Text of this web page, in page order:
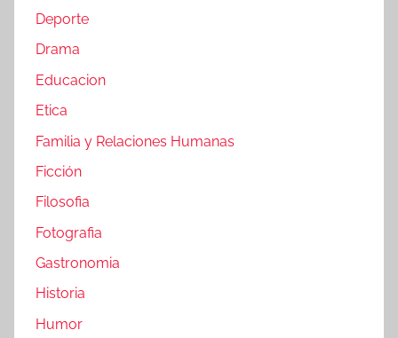
Deporte
Drama
Educacion
Etica
Familia y Relaciones Humanas
Ficción
Filosofia
Fotografia
Gastronomia
Historia
Humor